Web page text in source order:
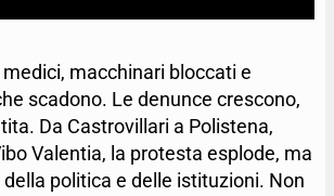
macchinari bloccati e
scadono. Le denunce crescono,
Da Castrovillari a Polistena,
Valentia, la protesta esplode, ma
politica e delle istituzioni. Non